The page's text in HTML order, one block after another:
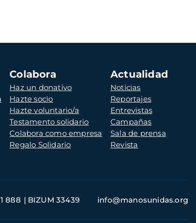
Colabora
Haz un donativo
Hazte socio
Hazte voluntario/a
Testamento solidario
Colabora como empresa
Regalo Solidario
Actualidad
Noticias
Reportajes
Entrevistas
Campañas
Sala de prensa
Revista
888 BIZUM 33439 info@manosunidas.org